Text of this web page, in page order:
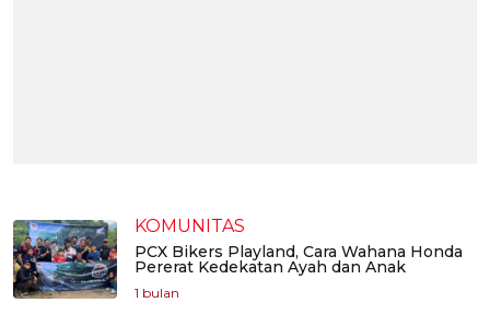
KOMUNITAS
PCX Bikers Playland, Cara Wahana Honda
Pererat Kedekatan Ayah dan Anak
1 bulan